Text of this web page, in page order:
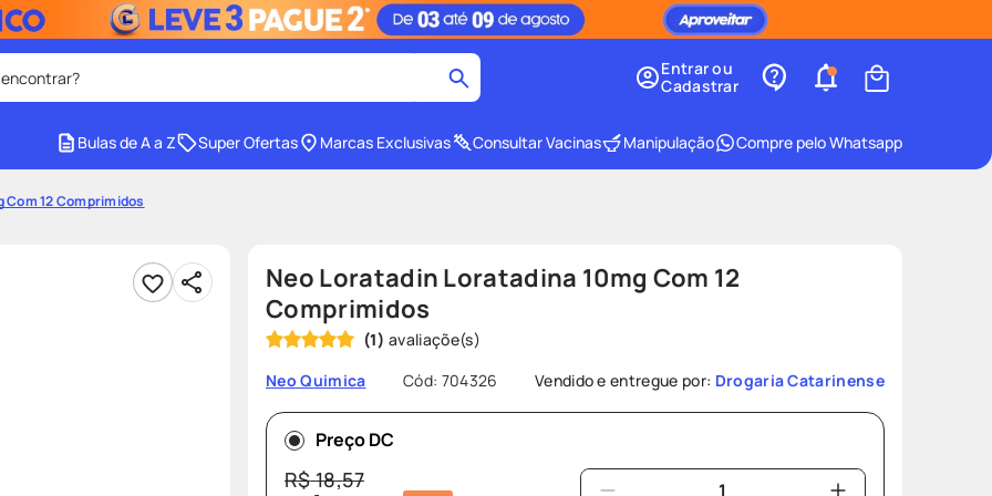
facial
8º protetor solar
teste gravidez
Entrar ou
Cadastrar
Bulas de A a Z Super Ofertas Marcas Exclusivas Consultar Vacinas Manipulação Compre pelo Whatsapp
12 Comprimidos
Neo Loratadin Loratadina 10mg Com 12
Comprimidos
(1)
Neo Quimica
Cód: 704326 Vendido e entregue por: Drogaria Catarinense
Preço DC
R$18,57